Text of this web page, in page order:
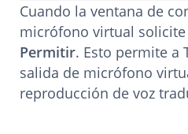
Cuando la ventana de
micrófono virtual
Permitir. Esto permite a
salida de micrófono
reproducción de voz